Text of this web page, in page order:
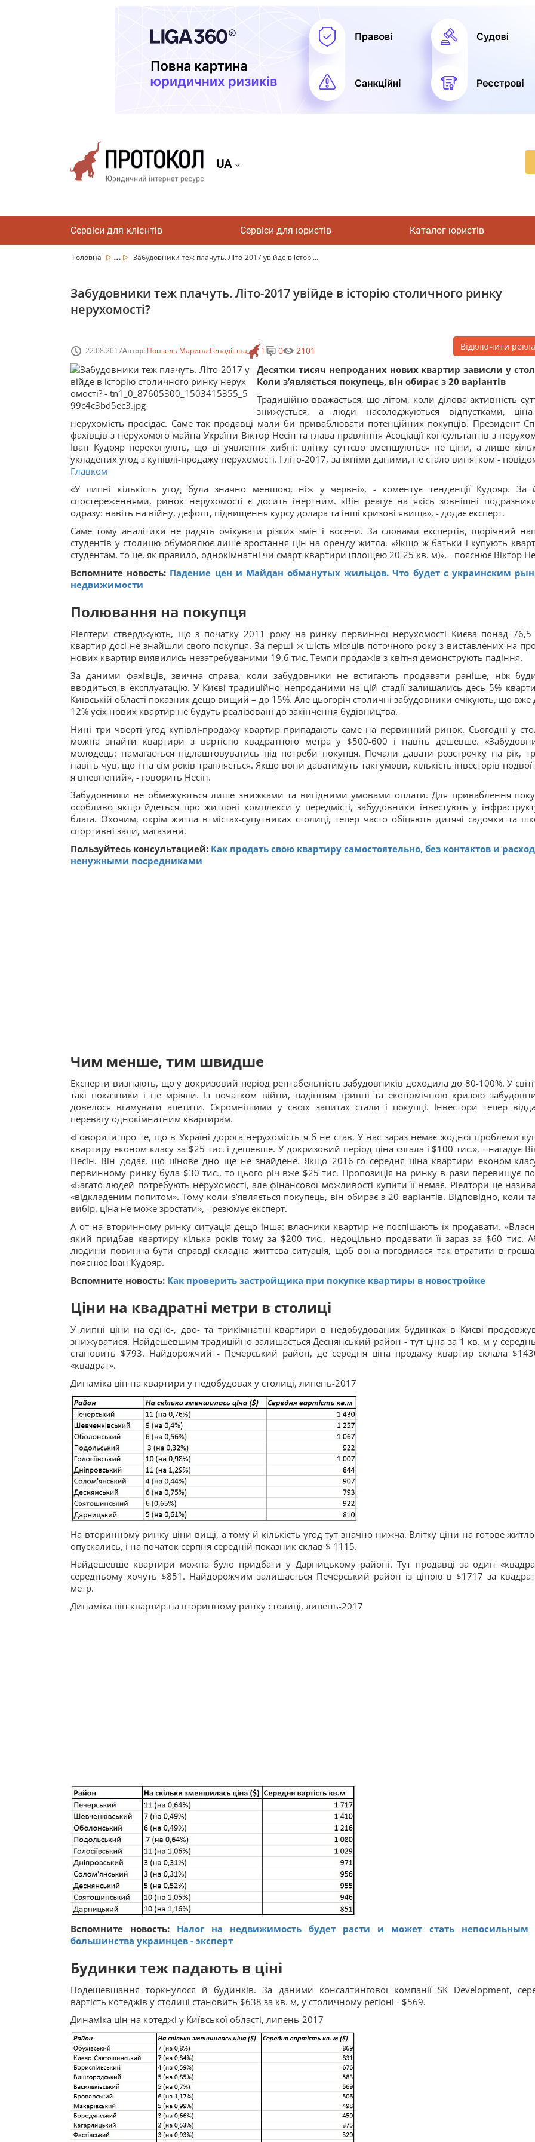
UA
Сервіси для клієнтів Сервіси для юристів Каталог юристів
Головна ... Забудовники теж плачуть. Літо-2017 увійде в історі...
Забудовники теж плачуть. Літо-2017 увійде в історію столичного ринку
нерухомості?
22.08.2017Автор: Понзель Марина Генадіївна 1 0 2101 Відключити
Десятки тисяч непроданих нових квартир зависли у
Коли з’являється покупець, він обирає з 20 варіантів
Традиційно вважається, що літом, коли ділова активність
знижується, а люди насолоджуються відпустками,
нерухомість просідає. Саме так продавці мали би приваблювати потенційних покупців. Президент
фахівців з нерухомого майна України Віктор Несін та глава правління Асоціації консультантів з
Іван Кудояр переконують, що ці уявлення хибні: влітку суттєво зменшуються не ціни, а лише
укладених угод з купівлі-продажу нерухомості. І літо-2017, за їхніми даними, не стало винятком -
Главком
«У липні кількість угод була значно меншою, ніж у червні», - коментує тенденції Кудояр. За
спостереженнями, ринок нерухомості є досить інертним. «Він реагує на якісь зовнішні
одразу: навіть на війну, дефолт, підвищення курсу долара та інші кризові явища», - додає експерт.
Саме тому аналітики не радять очікувати різких змін і восени. За словами експертів, щорічний
студентів у столицю обумовлює лише зростання цін на оренду житла. «Якщо ж батьки і купують
студентам, то це, як правило, однокімнатні чи смарт-квартири (площею 20-25 кв. м)», - пояснює Віктор
Вспомните новость: Падение цен и Майдан обманутых жильцов. Что будет с украинским
недвижимости
Полювання на покупця
Ріелтери стверджують, що з початку 2011 року на ринку первинної нерухомості Києва понад 76,5
квартир досі не знайшли свого покупця. За перші ж шість місяців поточного року з виставлених на
нових квартир виявились незатребуваними 19,6 тис. Темпи продажів з квітня демонструють падіння.
За даними фахівців, звична справа, коли забудовники не встигають продавати раніше, ніж
вводиться в експлуатацію. У Києві традиційно непроданими на цій стадії залишались десь 5%
Київській області показник дещо вищий – до 15%. Але цьогоріч столичні забудовники очікують, що вже
12% усіх нових квартир не будуть реалізовані до закінчення будівництва.
Нині три чверті угод купівлі-продажу квартир припадають саме на первинний ринок. Сьогодні у
можна знайти квартири з вартістю квадратного метра у $500-600 і навіть дешевше.
молодець: намагається підлаштовуватись під потреби покупця. Почали давати розстрочку на рік,
навіть чув, що і на сім років трапляється. Якщо вони даватимуть такі умови, кількість інвесторів
я впевнений», - говорить Несін.
Забудовники не обмежуються лише знижками та вигідними умовами оплати. Для приваблення
особливо якщо йдеться про житлові комплекси у передмісті, забудовники інвестують у
блага. Охочим, окрім житла в містах-супутниках столиці, тепер часто обіцяють дитячі садочки та
спортивні зали, магазини.
Пользуйтесь консультацией: Как продать свою квартиру самостоятельно, без контактов и
ненужными посредниками
Чим менше, тим швидше
Експерти визнають, що у докризовий період рентабельність забудовників доходила до 80-100%. У
такі показники і не мріяли. Із початком війни, падінням гривні та економічною кризою
довелося вгамувати апетити. Скромнішими у своїх запитах стали і покупці. Інвестори тепер
перевагу однокімнатним квартирам.
«Говорити про те, що в Україні дорога нерухомість я б не став. У нас зараз немає жодної проблеми
квартиру економ-класу за $25 тис. і дешевше. У докризовий період ціна сягала і $100 тис.», - нагадує
Несін. Він додає, що цінове дно ще не знайдене. Якщо 2016-го середня ціна квартири економ-
первинному ринку була $30 тис., то цього річ вже $25 тис. Пропозиція на ринку в рази перевищує
«Багато людей потребують нерухомості, але фінансової можливості купити її немає. Ріелтори це
«відкладеним попитом». Тому коли з’являється покупець, він обирає з 20 варіантів. Відповідно, коли
вибір, ціна не може зростати», - резюмує експерт.
А от на вторинному ринку ситуація дещо інша: власники квартир не поспішають їх продавати.
який придбав квартиру кілька років тому за $200 тис., недоцільно продавати її зараз за $60 тис.
людини повинна бути справді складна життєва ситуація, щоб вона погодилася так втратити в
пояснює Іван Кудояр.
Вспомните новость: Как проверить застройщика при покупке квартиры в новостройке
Ціни на квадратні метри в столиці
У липні ціни на одно-, дво- та трикімнатні квартири в недобудованих будинках в Києві
знижуватися. Найдешевшим традиційно залишається Деснянський район - тут ціна за 1 кв. м у
становить $793. Найдорожчий - Печерський район, де середня ціна продажу квартир склала
«квадрат».
Динаміка цін на квартири у недобудовах у столиці, липень-2017
На вторинному ринку ціни вищі, а тому й кількість угод тут значно нижча. Влітку ціни на готове
опускались, і на початок серпня середній показник склав $ 1115.
Найдешевше квартири можна було придбати у Дарницькому районі. Тут продавці за один
середньому хочуть $851. Найдорожчим залишається Печерський район із ціною в $1717 за
метр.
Динаміка цін квартир на вторинному ринку столиці, липень-2017
Вспомните новость: Налог на недвижимость будет расти и может стать непосильным
большинства украинцев - эксперт
Будинки теж падають в ціні
Подешевшання торкнулося й будинків. За даними консалтингової компанії SK Development,
вартість котеджів у столиці становить $638 за кв. м, у столичному регіоні - $569.
Динаміка цін на котеджі у Київської області, липень-2017